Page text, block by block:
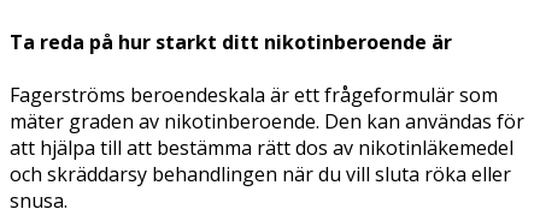
Ta reda på hur starkt ditt nikotinberoende är
Fagerströms beroendeskala är ett frågeformulär som
mäter graden av nikotinberoende. Den kan användas för
att hjälpa till att bestämma rätt dos av nikotinläkemedel
och skräddarsy behandlingen när du vill sluta röka eller
snusa.